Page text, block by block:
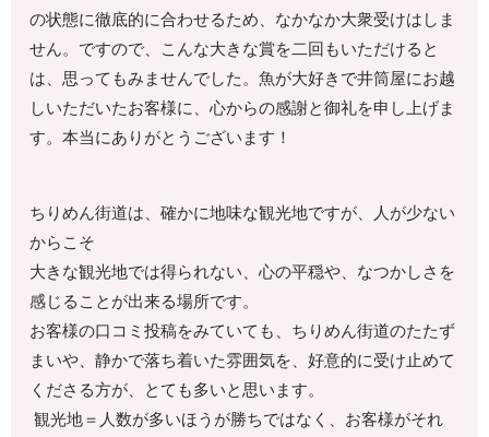
の状態に徹底的に合わせるため、なかなか大衆受けはしま
せん。ですので、こんな大きな賞を二回もいただけると
は、思ってもみませんでした。魚が大好きで井筒屋にお越
しいただいたお客様に、心からの感謝と御礼を申し上げま
す。本当にありがとうございます！
ちりめん街道は、確かに地味な観光地ですが、人が少ない
からこそ
大きな観光地では得られない、心の平穏や、なつかしさを
感じることが出来る場所です。
お客様の口コミ投稿をみていても、ちりめん街道のたたず
まいや、静かで落ち着いた雰囲気を、好意的に受け止めて
くださる方が、とても多いと思います。
観光地＝人数が多いほうが勝ちではなく、お客様がそれ